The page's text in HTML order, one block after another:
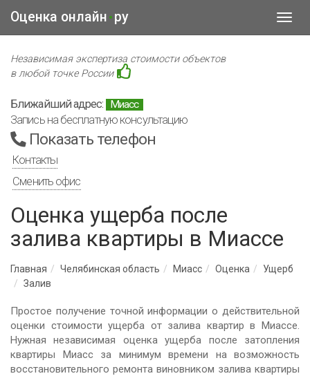
Оценка онлайн • ру
Независимая экспертиза стоимости объектов
в любой точке России
Ближайший адрес: Миасс
Запись на бесплатную консультацию
Показать телефон
Контакты
Сменить офис
Оценка ущерба после
залива квартиры в Миассе
Главная Челябинская область Миасс Оценка
Ущерб
Залив
Простое получение точной информации о действительной
оценки стоимости ущерба от залива квартир в Миассе.
Нужная независимая оценка ущерба после затопления
квартиры Миасс за минимум времени на возможность
восстановительного ремонта виновником залива квартиры